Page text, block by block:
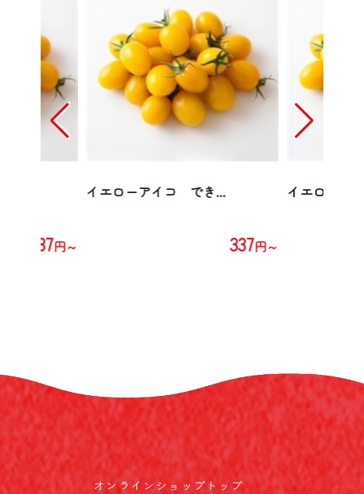
337円～
イエローアイコ でき...
337円～
イエローア
オンラインショップトップ